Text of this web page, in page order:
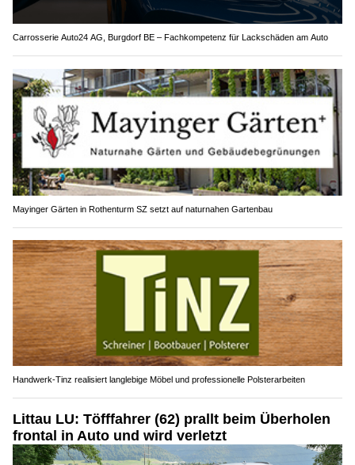
Carrosserie Auto24 AG, Burgdorf BE – Fachkompetenz für Lackschäden am Auto
Mayinger Gärten in Rothenturm SZ setzt auf naturnahen Gartenbau
Handwerk-Tinz realisiert langlebige Möbel und professionelle Polsterarbeiten
Littau LU: Töfffahrer (62) prallt beim Überholen
frontal in Auto und wird verletzt